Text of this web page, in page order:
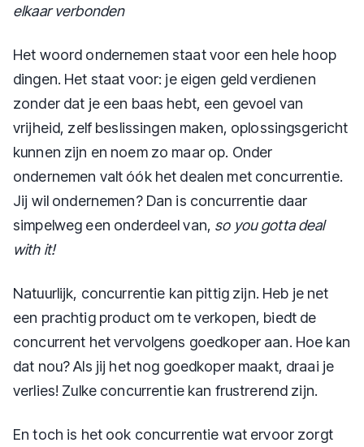
elkaar verbonden
Het woord ondernemen staat voor een hele hoop
dingen. Het staat voor: je eigen geld verdienen
zonder dat je een baas hebt, een gevoel van
vrijheid, zelf beslissingen maken, oplossingsgericht
kunnen zijn en noem zo maar op. Onder
ondernemen valt óók het dealen met concurrentie.
Jij wil ondernemen? Dan is concurrentie daar
simpelweg een onderdeel van, so you gotta deal
with it!
Natuurlijk, concurrentie kan pittig zijn. Heb je net
een prachtig product om te verkopen, biedt de
concurrent het vervolgens goedkoper aan. Hoe kan
dat nou? Als jij het nog goedkoper maakt, draai je
verlies! Zulke concurrentie kan frustrerend zijn.
En toch is het ook concurrentie wat ervoor zorgt